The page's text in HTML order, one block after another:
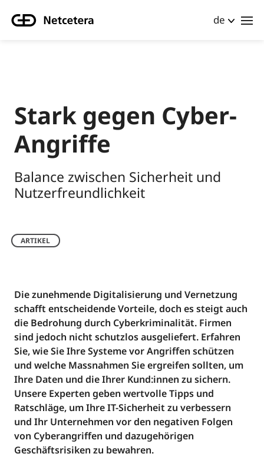
de
Stark gegen Cyber-
Angriffe
Balance zwischen Sicherheit und
Nutzerfreundlichkeit
ARTIKEL
Die zunehmende Digitalisierung und Vernetzung
schafft entscheidende Vorteile, doch es steigt auch
die Bedrohung durch Cyberkriminalität. Firmen
sind jedoch nicht schutzlos ausgeliefert. Erfahren
Sie, wie Sie Ihre Systeme vor Angriffen schützen
und welche Massnahmen Sie ergreifen sollten, um
Ihre Daten und die Ihrer Kund:innen zu sichern.
Unsere Experten geben wertvolle Tipps und
Ratschläge, um Ihre IT-Sicherheit zu verbessern
und Ihr Unternehmen vor den negativen Folgen
von Cyberangriffen und dazugehörigen
Geschäftsrisiken zu bewahren.